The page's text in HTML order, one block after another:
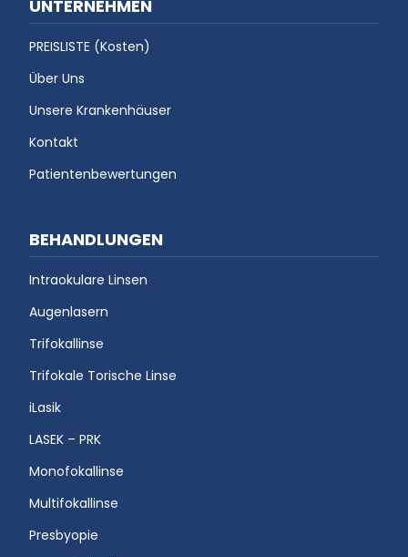
UNTERNEHMEN
PREISLISTE (Kosten)
Über Uns
Unsere Krankenhäuser
Kontakt
Patientenbewertungen
BEHANDLUNGEN
Intraokulare Linsen
Augenlasern
Trifokallinse
Trifokale Torische Linse
iLasik
LASEK – PRK
Monofokallinse
Multifokallinse
Presbyopie